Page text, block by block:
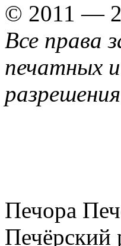
© 2011 —
Все права
печатных
Печора
Печёрский